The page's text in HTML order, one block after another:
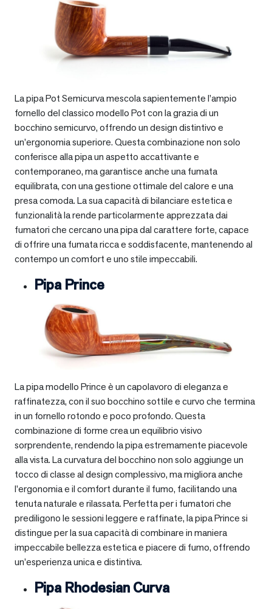
La pipa Pot Semicurva mescola sapientemente l’ampio
fornello del classico modello Pot con la grazia di un
bocchino semicurvo, offrendo un design distintivo e
un’ergonomia superiore. Questa combinazione non solo
conferisce alla pipa un aspetto accattivante e
contemporaneo, ma garantisce anche una fumata
equilibrata, con una gestione ottimale del calore e una
presa comoda. La sua capacità di bilanciare estetica e
funzionalità la rende particolarmente apprezzata dai
fumatori che cercano una pipa dal carattere forte, capace
di offrire una fumata ricca e soddisfacente, mantenendo al
contempo un comfort e uno stile impeccabili.
Pipa Prince
La pipa modello Prince è un capolavoro di eleganza e
raffinatezza, con il suo bocchino sottile e curvo che termina
in un fornello rotondo e poco profondo. Questa
combinazione di forme crea un equilibrio visivo
sorprendente, rendendo la pipa estremamente piacevole
alla vista. La curvatura del bocchino non solo aggiunge un
tocco di classe al design complessivo, ma migliora anche
l’ergonomia e il comfort durante il fumo, facilitando una
tenuta naturale e rilassata. Perfetta per i fumatori che
prediligono le sessioni leggere e raffinate, la pipa Prince si
distingue per la sua capacità di combinare in maniera
impeccabile bellezza estetica e piacere di fumo, offrendo
un’esperienza unica e distintiva.
Pipa Rhodesian Curva